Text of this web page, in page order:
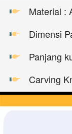
Material :
Dimensi
Panjang
Carving